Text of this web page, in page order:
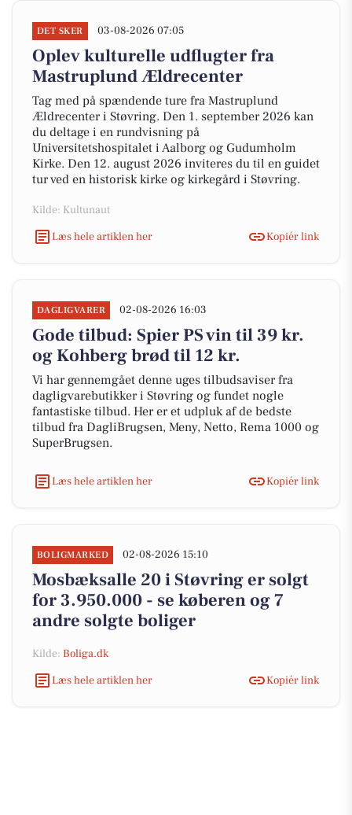
DET SKER 03-08-2026 07:05
Oplev kulturelle udflugter fra
Mastruplund Ældrecenter
Tag med på spændende ture fra Mastruplund
Ældrecenter i Støvring. Den 1. september 2026 kan
du deltage i en rundvisning på
Universitetshospitalet i Aalborg og Gudumholm
Kirke. Den 12. august 2026 inviteres du til en guidet
tur ved en historisk kirke og kirkegård i Støvring.
Kilde: Kultunaut
Læs hele artiklen her
Kopiér link
DAGLIGVARER 02-08-2026 16:03
Gode tilbud: Spier PS vin til 39 kr.
og Kohberg brød til 12 kr.
Vi har gennemgået denne uges tilbudsaviser fra
dagligvarebutikker i Støvring og fundet nogle
fantastiske tilbud. Her er et udpluk af de bedste
tilbud fra DagliBrugsen, Meny, Netto, Rema 1000 og
SuperBrugsen.
Læs hele artiklen her Kopiér link
BOLIGMARKED 02-08-2026 15:10
Mosbæksalle 20 i Støvring er solgt
for 3.950.000 - se køberen og 7
andre solgte boliger
Kilde: Boliga.dk
Læs hele artiklen her
Kopiér link